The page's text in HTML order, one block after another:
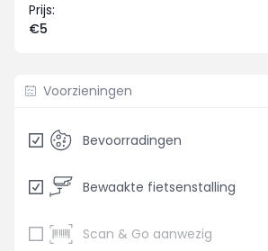
Prijs:
€5
Voorzieningen
Bevoorradingen
Bewaakte fietsenstalling
Scan & Go aanwezig